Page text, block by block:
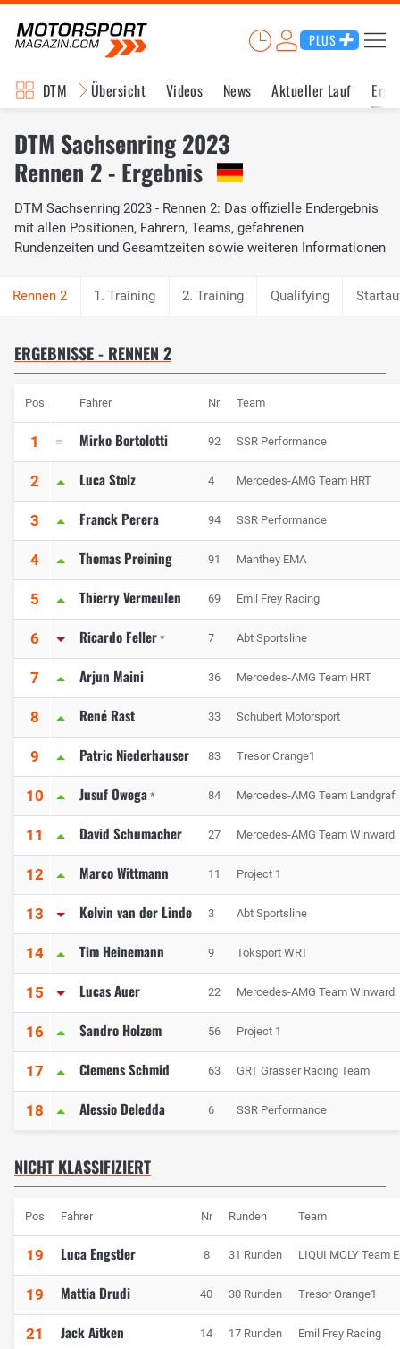
PLUS
DTM Übersicht Videos News Aktueller Lauf
DTM Sachsenring 2023
Rennen 2 - Ergebnis
DTM Sachsenring 2023 - Rennen 2: Das offizielle Endergebnis
mit allen Positionen, Fahrern, Teams, gefahrenen
Rundenzeiten und Gesamtzeiten sowie weiteren Informationen
1. Training 2. Training Qualifying
ERGEBNISSE - RENNEN 2
Pos Fahrer Nr Team
1 Mirko Bortolotti 92 SSR Performance
2 Luca Stolz 4 Mercedes-AMG Team HRT
3 Franck Perera 94 SSR Performance
4 Thomas Preining 91 Manthey EMA
5 Thierry Vermeulen 69 Emil Frey Racing
6 Ricardo Feller * 7 Abt Sportsline
7 Arjun Maini 36 Mercedes-AMG Team HRT
8 René Rast 33 Schubert Motorsport
9 Patric Niederhauser 83 Tresor Orange1
10 Jusuf Owega * 84 Mercedes-AMG Team Landgraf
11 David Schumacher 27 Mercedes-AMG Team Winward
12 Marco Wittmann 11 Project 1
13 Kelvin van der Linde 3 Abt Sportsline
14 Tim Heinemann 9 Toksport WRT
15 Lucas Auer 22 Mercedes-AMG Team Winward
16 Sandro Holzem 56 Project 1
17 Clemens Schmid 63 GRT Grasser Racing Team
18 Alessio Deledda 6 SSR Performance
NICHT KLASSIFIZIERT
Pos Fahrer Nr Runden Team
19 Luca Engstler 8 31 Runden LIQUI MOLY Team
19 Mattia Drudi 40 30 Runden Tresor Orange1
21 Jack Aitken 14 17 Runden Emil Frey Racing